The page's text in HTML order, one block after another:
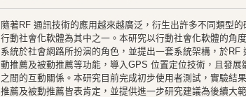
隨著RF 通訊技術的應用越來越廣泛，衍生出許多不同類型
行動社會化軟體為其中之一。本研究以行動社會化軟體的角
系統於社會網路所扮演的角色，並提出一套系統架構，於RF
動推薦及被動推薦等功能，導入GPS 位置定位技術，且發展
之間的互動關係。本研究目前完成初步使用者測試，實驗結
推薦及被動推薦皆表肯定，並提供進一步研究建議為後續大